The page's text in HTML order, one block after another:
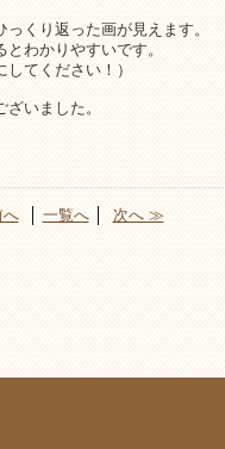
くり返った画が見えます。
わかりやすいです。
てください！）
いました。
│ 一覧へ│ 次へ ≫